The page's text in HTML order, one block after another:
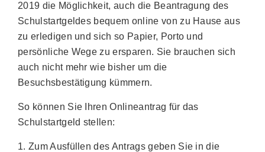
2019 die Möglichkeit, auch die Beantragung des
Schulstartgeldes bequem online von zu Hause aus
zu erledigen und sich so Papier, Porto und
persönliche Wege zu ersparen. Sie brauchen sich
auch nicht mehr wie bisher um die
Besuchsbestätigung kümmern.
So können Sie Ihren Onlineantrag für das
Schulstartgeld stellen:
1. Zum Ausfüllen des Antrags geben Sie in die